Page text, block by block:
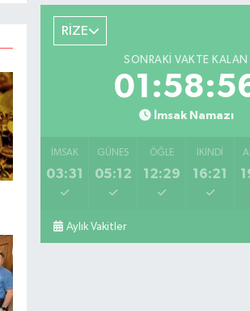
RİZE
SONRAKI VAKTE KALAN
İmsak Namazı
İMSAK
03:31
GÜNEŞ
05:12
ÖĞLE
12:29
İKINDI
16:21
Aylık Vakitler